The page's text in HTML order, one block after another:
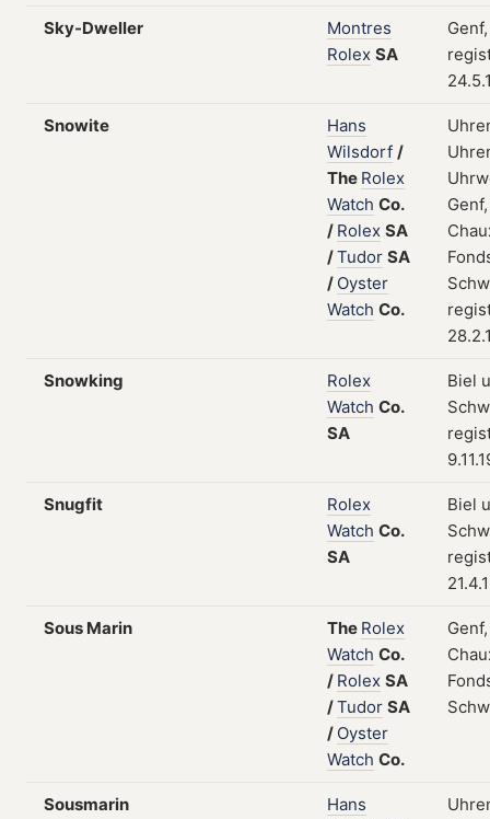
Sky-Dweller
Montres
Rolex SA
Snowite
Hans
Wilsdorf /
The Rolex
Watch Co.
/ Rolex SA
/Tudor SA
/ Oyster
Watch Co.
Snowking
Rolex
Watch Co.
SA
Biel
Snugfit
Rolex
Watch Co.
SA
Biel
Sous Marin The Rolex
Watch Co.
/ Rolex SA
/Tudor SA
/ Oyster
Watch Co.
Sousmarin
Hans